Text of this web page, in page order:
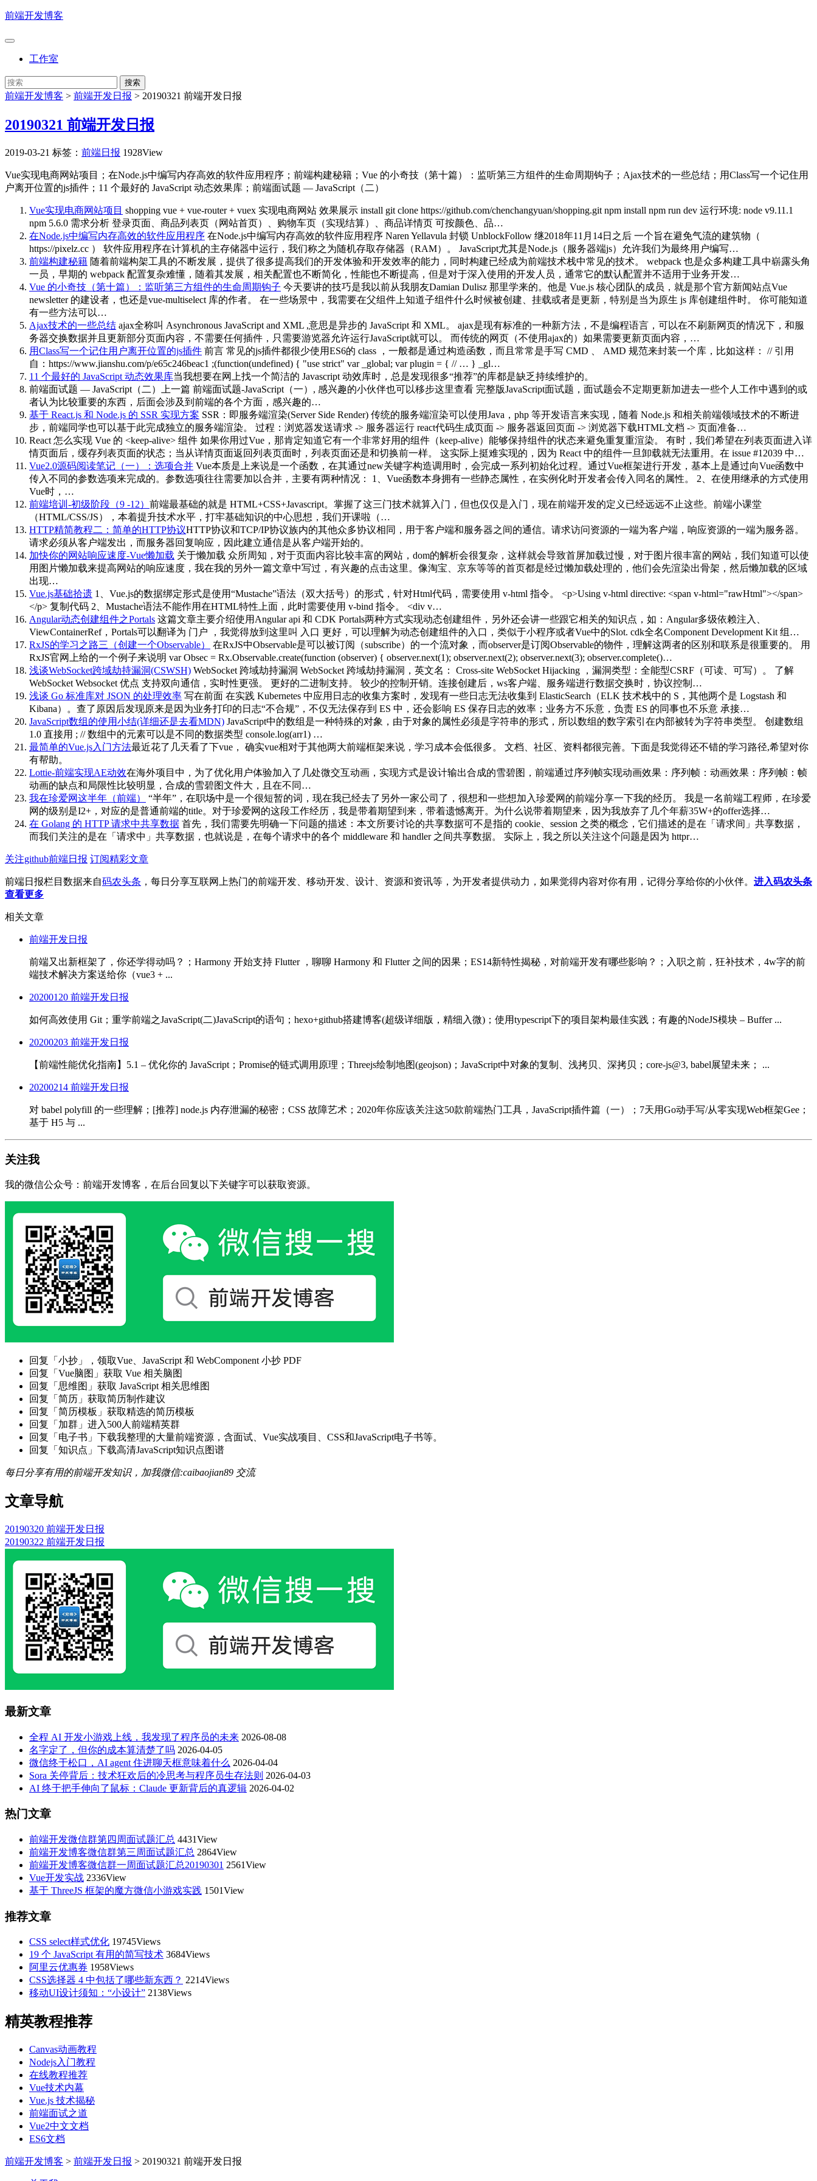
前端开发博客
工作室
前端开发博客 > 前端开发日报 > 20190321 前端开发日报
20190321 前端开发日报
2019-03-21 标签： 前端日报 1928View
Vue实现电商网站项目；在Node.js中编写内存高效的软件应用程序；前端构建秘籍；Vue 的小奇技（第十篇）：监听第三方组件的生命周期钩子；Ajax技术的一些总结；用Class写一个记住用
户离开位置的js插件；11 个最好的 JavaScript 动态效果库；前端面试题 — JavaScript（二）
Vue实现电商网站项目 shopping vue + vue-router + vuex 实现电商网站 效果展示 install git clone https://github.com/chenchangyuan/shopping.git npm install npm run dev 运行环境: node v9.11.1
npm 5.6.0 需求分析 登录页面、商品列表页（网站首页）、购物车页（实现结算）、商品详情页 可按颜色、品…
在Node.js中编写内存高效的软件应用程序 在Node.js中编写内存高效的软件应用程序 Naren Yellavula 封锁 UnblockFollow 继2018年11月14日之后 一个旨在避免气流的建筑物（
https://pixelz.cc ） 软件应用程序在计算机的主存储器中运行，我们称之为随机存取存储器（RAM）。 JavaScript尤其是Node.js（服务器端js）允许我们为最终用户编写…
前端构建秘籍 随着前端构架工具的不断发展，提供了很多提高我们的开发体验和开发效率的能力，同时构建已经成为前端技术栈中常见的技术。 webpack 也是众多构建工具中崭露头角
一员，早期的 webpack 配置复杂难懂，随着其发展，相关配置也不断简化，性能也不断提高，但是对于深入使用的开发人员，通常它的默认配置并不适用于业务开发…
Vue 的小奇技（第十篇）：监听第三方组件的生命周期钩子 今天要讲的技巧是我以前从我朋友Damian Dulisz 那里学来的。他是 Vue.js 核心团队的成员，就是那个官方新闻站点Vue
newsletter 的建设者，也还是vue-multiselect 库的作者。 在一些场景中，我需要在父组件上知道子组件什么时候被创建、挂载或者是更新，特别是当为原生 js 库创建组件时。 你可能知道
有一些方法可以…
Ajax技术的一些总结 ajax全称叫 Asynchronous JavaScript and XML ,意思是异步的 JavaScript 和 XML。 ajax是现有标准的一种新方法，不是编程语言，可以在不刷新网页的情况下，和服
务器交换数据并且更新部分页面内容，不需要任何插件，只需要游览器允许运行JavaScript就可以。 而传统的网页（不使用ajax的）如果需要更新页面内容，…
用Class写一个记住用户离开位置的js插件 前言 常见的js插件都很少使用ES6的 class ，一般都是通过构造函数，而且常常是手写 CMD 、 AMD 规范来封装一个库，比如这样： // 引用
自：https://www.jianshu.com/p/e65c246beac1 ;(function(undefined) { "use strict" var _global; var plugin = { // … } _gl…
11 个最好的 JavaScript 动态效果库当我想要在网上找一个简洁的 Javascript 动效库时，总是发现很多“推荐”的库都是缺乏持续维护的。
前端面试题 — JavaScript（二）
上一篇 前端面试题-JavaScript（一）, 感兴趣的小伙伴也可以移步这里查看 完整版JavaScript面试题，面试题会不定期更新加进去一些个人工作中遇到的或
者认为比较重要的东西，后面会涉及到前端的各个方面，感兴趣的…
基于 React.js 和 Node.js 的 SSR 实现方案 SSR：即服务端渲染(Server Side Render) 传统的服务端渲染可以使用Java，php 等开发语言来实现，随着 Node.js 和相关前端领域技术的不断进
步，前端同学也可以基于此完成独立的服务端渲染。 过程：浏览器发送请求 -> 服务器运行 react代码生成页面 -> 服务器返回页面 -> 浏览器下载HTML文档 -> 页面准备…
React 怎么实现 Vue 的 <keep-alive> 组件 如果你用过Vue，那肯定知道它有一个非常好用的组件（keep-alive）能够保持组件的状态来避免重复重渲染。 有时，我们希望在列表页面进入详
情页面后，缓存列表页面的状态；当从详情页面返回列表页面时，列表页面还是和切换前一样。 这实际上挺难实现的，因为 React 中的组件一旦卸载就无法重用。在 issue #12039 中…
Vue2.0源码阅读笔记（一）：选项合并 Vue本质是上来说是一个函数，在其通过new关键字构造调用时，会完成一系列初始化过程。通过Vue框架进行开发，基本上是通过向Vue函数中
传入不同的参数选项来完成的。参数选项往往需要加以合并，主要有两种情况： 1、Vue函数本身拥有一些静态属性，在实例化时开发者会传入同名的属性。 2、在使用继承的方式使用
Vue时，…
前端培训-初级阶段（9 -12） 前端最基础的就是 HTML+CSS+Javascript。掌握了这三门技术就算入门，但也仅仅是入门，现在前端开发的定义已经远远不止这些。前端小课堂
（HTML/CSS/JS），本着提升技术水平，打牢基础知识的中心思想，我们开课啦（…
HTTP精简教程二：简单的HTTP协议HTTP协议和TCP/IP协议族内的其他众多协议相同，用于客户端和服务器之间的通信。请求访问资源的一端为客户端，响应资源的一端为服务器。
请求必须从客户端发出，而服务器回复响应，因此建立通信是从客户端开始的。
加快你的网站响应速度-Vue懒加载 关于懒加载 众所周知，对于页面内容比较丰富的网站，dom的解析会很复杂，这样就会导致首屏加载过慢，对于图片很丰富的网站，我们知道可以使
用图片懒加载来提高网站的响应速度，我在我的另外一篇文章中写过，有兴趣的点击这里。像淘宝、京东等等的首页都是经过懒加载处理的，他们会先渲染出骨架，然后懒加载的区域
出现…
Vue.js基础拾遗 1、Vue.js的数据绑定形式是使用“Mustache”语法（双大括号）的形式，针对Html代码，需要使用 v-html 指令。 <p>Using v-html directive: <span v-html="rawHtml"></span>
</p> 复制代码 2、Mustache语法不能作用在HTML特性上面，此时需要使用 v-bind 指令。 <div v…
Angular动态创建组件之Portals 这篇文章主要介绍使用Angular api 和 CDK Portals两种方式实现动态创建组件，另外还会讲一些跟它相关的知识点，如：Angular多级依赖注入、
ViewContainerRef，Portals可以翻译为 门户 ，我觉得放到这里叫 入口 更好，可以理解为动态创建组件的入口，类似于小程序或者Vue中的Slot. cdk全名Component Development Kit 组…
RxJS的学习之路三（创建一个Observable）
在RxJS中Observable是可以被订阅（subscribe）的一个流对象，而observer是订阅Observable的物件，理解这两者的区别和联系是很重要的。 用
RxJS官网上给的一个例子来说明 var Obsec = Rx.Observable.create(function (observer) { observer.next(1); observer.next(2); observer.next(3); observer.complete()…
浅谈WebSocket跨域劫持漏洞(CSWSH) WebSocket 跨域劫持漏洞 WebSocket 跨域劫持漏洞，英文名： Cross-site WebSocket Hijacking ，漏洞类型：全能型CSRF（可读、可写）。 了解
WebSocket Websocket 优点 支持双向通信，实时性更强。 更好的二进制支持。 较少的控制开销。连接创建后，ws客户端、服务端进行数据交换时，协议控制…
浅谈 Go 标准库对 JSON 的处理效率 写在前面 在实践 Kubernetes 中应用日志的收集方案时，发现有一些日志无法收集到 ElasticSearch（ELK 技术栈中的 S，其他两个是 Logstash 和
Kibana）。查了原因后发现原来是因为业务打印的日志“不合规”，不仅无法保存到 ES 中，还会影响 ES 保存日志的效率；业务方不乐意，负责 ES 的同事也不乐意 承接…
JavaScript数组的使用小结(详细还是去看MDN) JavaScript中的数组是一种特殊的对象，由于对象的属性必须是字符串的形式，所以数组的数字索引在内部被转为字符串类型。 创建数组
1.0 直接用 ; // 数组中的元素可以是不同的数据类型 console.log(arr1) …
最简单的Vue.js入门方法最近花了几天看了下vue， 确实vue相对于其他两大前端框架来说，学习成本会低很多。 文档、社区、资料都很完善。下面是我觉得还不错的学习路径,希望对你
有帮助。
Lottie-前端实现AE动效在海外项目中，为了优化用户体验加入了几处微交互动画，实现方式是设计输出合成的雪碧图，前端通过序列帧实现动画效果： 序列帧：动画效果：序列帧：帧
动画的缺点和局限性比较明显，合成的雪碧图文件大，且在不同…
我在珍爱网这半年（前端）
“半年”，在职场中是一个很短暂的词，现在我已经去了另外一家公司了，很想和一些想加入珍爱网的前端分享一下我的经历。 我是一名前端工程师，在珍爱
网的级别是I2+，对应的是普通前端的title。对于珍爱网的这段工作经历，我是带着期望到来，带着遗憾离开。为什么说带着期望来，因为我放弃了几个年薪35W+的offer选择…
在 Golang 的 HTTP 请求中共享数据 首先，我们需要先明确一下问题的描述：本文所要讨论的共享数据可不是指的 cookie、session 之类的概念，它们描述的是在「请求间」共享数据，
而我们关注的是在「请求中」共享数据，也就说是，在每个请求中的各个 middleware 和 handler 之间共享数据。 实际上，我之所以关注这个问题是因为 httpr…
关注github前端日报 订阅精彩文章
前端日报栏目数据来自码农头条 ，每日分享互联网上热门的前端开发、移动开发、设计、资源和资讯等，为开发者提供动力，如果觉得内容对你有用，记得分享给你的小伙伴。 进入码农头条
查看更多
相关文章
前端开发日报
前端又出新框架了，你还学得动吗？；Harmony 开始支持 Flutter ，聊聊 Harmony 和 Flutter 之间的因果；ES14新特性揭秘，对前端开发有哪些影响？；入职之前，狂补技术，4w字的前
端技术解决方案送给你（vue3 + ...
20200120 前端开发日报
如何高效使用 Git；重学前端之JavaScript(二)JavaScript的语句；hexo+github搭建博客(超级详细版，精细入微)；使用typescript下的项目架构最佳实践；有趣的NodeJS模块 – Buffer ...
20200203 前端开发日报
【前端性能优化指南】5.1 – 优化你的 JavaScript；Promise的链式调用原理；Threejs绘制地图(geojson)；JavaScript中对象的复制、浅拷贝、深拷贝；core-js@3, babel展望未来； ...
20200214 前端开发日报
对 babel polyfill 的一些理解；[推荐] node.js 内存泄漏的秘密；CSS 故障艺术；2020年你应该关注这50款前端热门工具，JavaScript插件篇（一）；7天用Go动手写/从零实现Web框架Gee；
基于 H5 与 ...
关注我
我的微信公众号：前端开发博客，在后台回复以下关键字可以获取资源。
回复「小抄」，领取Vue、JavaScript 和 WebComponent 小抄 PDF
回复「Vue脑图」获取 Vue 相关脑图
回复「思维图」获取 JavaScript 相关思维图
回复「简历」获取简历制作建议
回复「简历模板」获取精选的简历模板
回复「加群」进入500人前端精英群
回复「电子书」下载我整理的大量前端资源，含面试、Vue实战项目、CSS和JavaScript电子书等。
回复「知识点」下载高清JavaScript知识点图谱
每日分享有用的前端开发知识，加我微信:caibaojian89 交流
文章导航
20190320 前端开发日报
20190322 前端开发日报
最新文章
全程 AI 开发小游戏上线，我发现了程序员的未来 2026-08-08
名字定了，但你的成本算清楚了吗 2026-04-05
微信终于松口，AI agent 住进聊天框意味着什么 2026-04-04
Sora 关停背后：技术狂欢后的冷思考与程序员生存法则 2026-04-03
AI 终于把手伸向了鼠标：Claude 更新背后的真逻辑 2026-04-02
热门文章
前端开发微信群第四周面试题汇总 4431View
前端开发博客微信群第三周面试题汇总 2864View
前端开发博客微信群一周面试题汇总20190301 2561View
Vue开发实战 2336View
基于 ThreeJS 框架的魔方微信小游戏实践 1501View
推荐文章
CSS select样式优化 19745Views
19 个 JavaScript 有用的简写技术 3684Views
阿里云优惠券 1958Views
CSS选择器 4 中包括了哪些新东西？ 2214Views
移动UI设计须知：“小设计” 2138Views
精英教程推荐
Canvas动画教程
Nodejs入门教程
在线教程推荐
Vue技术内幕
Vue.js 技术揭秘
前端面试之道
Vue2中文文档
ES6文档
前端开发博客 > 前端开发日报 > 20190321 前端开发日报